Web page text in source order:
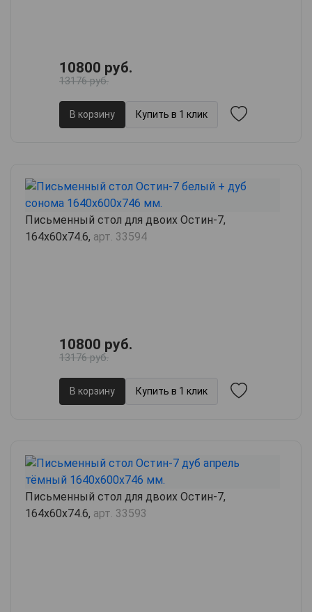
10800 руб.
13176 руб.
В корзину Купить в 1 клик
Письменный стол для двоих Остин-7,
164х60х74.6, арт. 33594
10800 руб.
13176 руб.
В корзину Купить в 1 клик
Письменный стол для двоих Остин-7,
164х60х74.6, арт. 33593